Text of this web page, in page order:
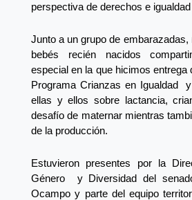
perspectiva de derechos e
Junto a un grupo de
bebés recién nacidos
especial en la que hicimos entrega
Programa Crianzas en Igualdad
ellas y ellos sobre lactancia,
desafío de maternar mientras
de la producción.
Estuvieron presentes por la
Género y Diversidad del
Ocampo y parte del equipo